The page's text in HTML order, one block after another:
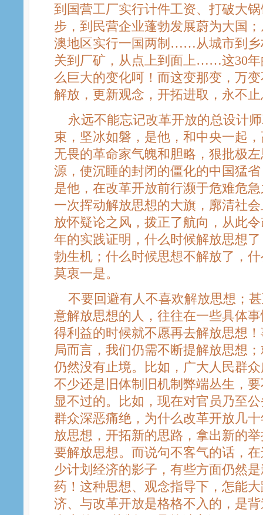
到国营工厂实行计件工资、打破大
步，到民营企业蓬勃发展蔚为大国
澳地区实行一国两制……从城市到乡
关到厂矿，从点上到面上……这30年
么巨大的变化呵！而这变那变，万
解放，更新观念，开拓进取，永不
永远不能忘记改革开放的总设计师
束，坚冰如磐，是他，和中央一起
无畏的革命家气魄和胆略，狠批极
源，使沉睡的封闭的僵化的中国猛
是他，在改革开放前行濒于危难危
一次挥动解放思想的大旗，廓清社
放怀疑论之风，拨正了航向，从此
年的实践证明，什么时候解放思想
勃生机；什么时候思想不解放了，
莫衷一是。
不要回避有人不喜欢解放思想；
意解放思想的人，往往在一些具体
得利益的时候就不愿再去解放思想
局而言，我们仍需不断提解放思想
仍然没有止境。比如，广大人民群
不少还是旧体制旧机制弊端丛生，
显不过的。比如，现在对官员乃至
群众深恶痛绝，为什么改革开放几
放思想，开拓新的思路，拿出新的
要解放思想。而说句不客气的话，
少计划经济的影子，有些方面仍然
药！这种思想、观念指导下，怎能
济、与改革开放是格格不入的，是